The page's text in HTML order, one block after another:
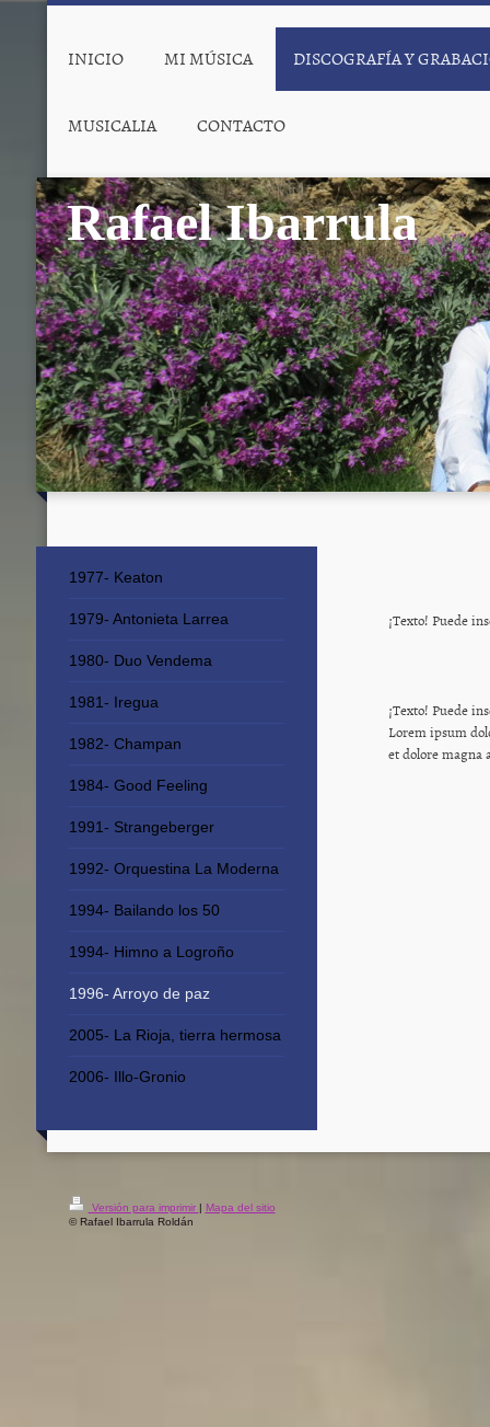
INICIO MI MÚSICA DISCOGRAFÍA Y
MUSICALIA CONTACTO
Rafael Ibarrula
¡Texto! Puede
¡Texto! Puede
Lorem ipsum
et dolore magna
1977- Keaton
1979- Antonieta Larrea
1980- Duo Vendema
1981- Iregua
1982- Champan
1984- Good Feeling
1991- Strangeberger
1992- Orquestina La Moderna
1994- Bailando los 50
1994- Himno a Logroño
1996- Arroyo de paz
2005- La Rioja, tierra hermosa
2006- Illo-Gronio
Versión para imprimir
Mapa del sitio
© Rafael Ibarrula Roldán